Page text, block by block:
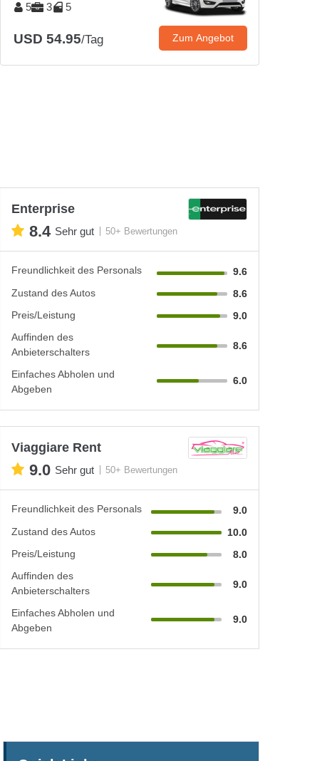
5 3 5
USD 54.95/Tag Zum Angebot
Enterprise
8.4 Sehr gut 50+ Bewertungen
Freundlichkeit des Personals
9.6
Zustand des Autos
8.6
Preis/Leistung
9.0
Auffinden des
Anbieterschalters
8.6
Einfaches Abholen und
Abgeben
6.0
Viaggiare Rent
9.0 Sehr gut 50+ Bewertungen
Freundlichkeit des Personals
9.0
Zustand des Autos
10.0
Preis/Leistung
8.0
Auffinden des
Anbieterschalters
9.0
Einfaches Abholen und
Abgeben
9.0